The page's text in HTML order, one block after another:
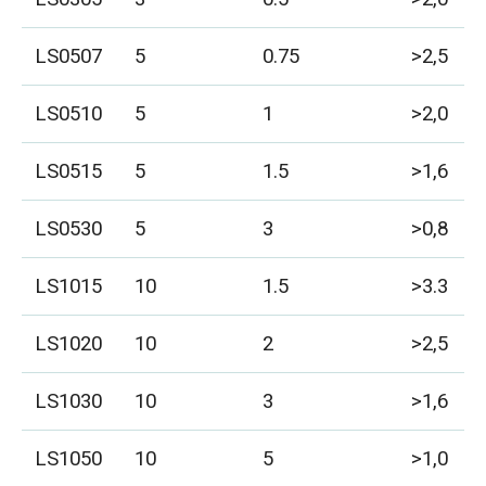
LS0507
5 0.75
>2,5
LS0510
5 1
>2,0
LS0515
5 1.5
>1,6
LS0530
5 3
>0,8
LS1015
10 1.5
>3.3
LS1020
10 2
>2,5
LS1030
10 3
>1,6
LS1050
10 5 >1,0